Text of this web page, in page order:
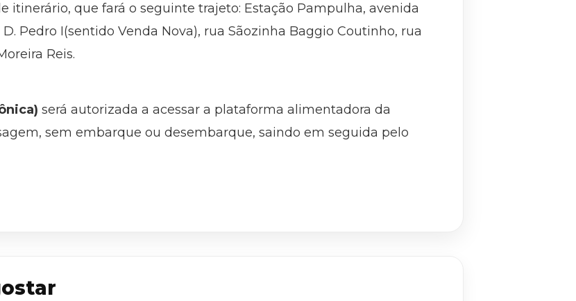
itinerário, que fará o seguinte trajeto: Estação Pampulha, avenida
Pedro I(sentido Venda Nova), rua Sãozinha Baggio Coutinho, rua
Reis.
será autorizada a acessar a plataforma alimentadora da
sem embarque ou desembarque, saindo em seguida pelo